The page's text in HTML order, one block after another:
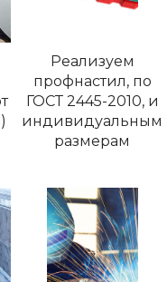
Реализуем
профнастил, по
ГОСТ 2445-2010, и
индивидуальным
размерам